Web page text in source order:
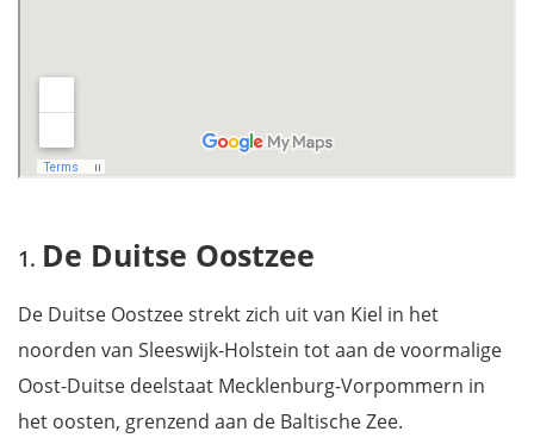
Kühlungsborn
Download je reisgids Mecklenburg-Voor-Pommeren en mis
nietsDe Duitse Oostzee
De Duitse Oostzee strekt zich uit van Kiel in het
noorden van Sleeswijk-Holstein tot aan de voormalige
Oost-Duitse deelstaat Mecklenburg-Vorpommern in
het oosten, grenzend aan de Baltische Zee.